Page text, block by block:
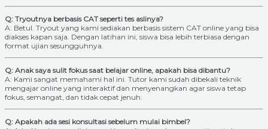
Q: Tryoutnya berbasis CAT seperti tes aslinya?
A: Betul. Tryout yang kami sediakan berbasis sistem CAT online yang bisa
diakses kapan saja. Dengan latihan ini, siswa bisa lebih terbiasa dengan
format ujian sesungguhnya.
Q: Anak saya sulit fokus saat belajar online, apakah bisa dibantu?
A: Kami sangat memahami hal ini. Tutor kami sudah dibekali teknik
mengajar online yang interaktif dan menyenangkan agar siswa tetap
fokus, semangat, dan tidak cepat jenuh.
Q: Apakah ada sesi konsultasi sebelum mulai bimbel?